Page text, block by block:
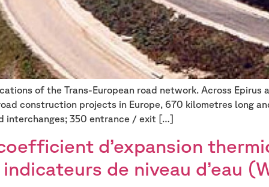
of the Trans-European road network. Across Epirus
construction projects in Europe, 670 kilometres long
interchanges; 350 entrance / exit […]
d’expansion
de niveau d’eau